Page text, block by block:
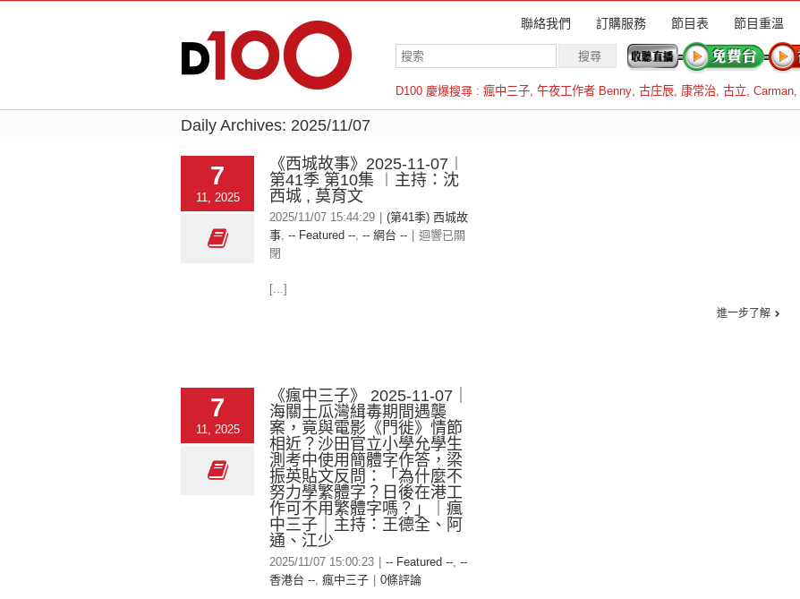
聯絡我們 訂購服務 節目表 節目重溫
D100 慶爆搜尋 : 瘋中三子, 午夜工作者 Benny, 古庄辰, 康常治, 古立, Carman,
羅倫斯
Daily Archives: 2025/11/07
7
11, 2025
《西城故事》2025-11-07︱
第41季 第10集 ︱主持：沈
西城 , 莫育文
2025/11/07 15:44:29
(第41季) 西城故
事, -- Featured --, -- 網台 --
迴響已關
閉
[...]
進一步了解
7
11, 2025
《瘋中三子》 2025-11-07｜
海關土瓜灣緝毒期間遇襲
案，竟與電影《門徙》情節
相近？沙田官立小學允學生
測考中使用簡體字作答，梁
振英貼文反問：「為什麼不
努力學繁體字？日後在港工
作可不用繁體字嗎？」｜瘋
中三子｜主持：王德全、阿
通、江少
2025/11/07 15:00:23 -- Featured --, --
香港台 --, 瘋中三子 0條評論